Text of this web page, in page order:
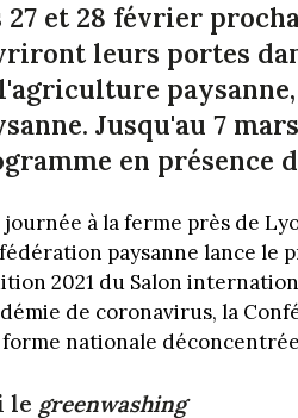
27 et 28 février
leurs portes
Jusqu'au 7
en présence
à la ferme près de
paysanne lance le
2021 du Salon
de coronavirus, la
nationale
le greenwashing